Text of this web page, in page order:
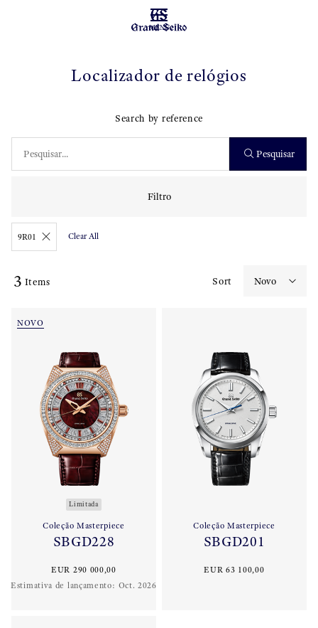
MENU
Localizador de relógios
Search by reference
Pesquisar
Filtro
9R01 Clear All
3 Items Sort
NOVO
Limitada
Coleção Masterpiece
SBGD228
EUR 290 000,00
Estimativa de lançamento: Oct. 2026
Coleção Masterpiece
SBGD201
EUR 63 100,00